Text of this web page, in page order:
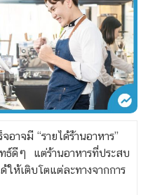
อาจมี “รายได้ร้านอาหาร”
ทธ์ดีๆ แต่ร้านอาหารที่ประสบ
ให้เติบโตแต่ละทางจากการ